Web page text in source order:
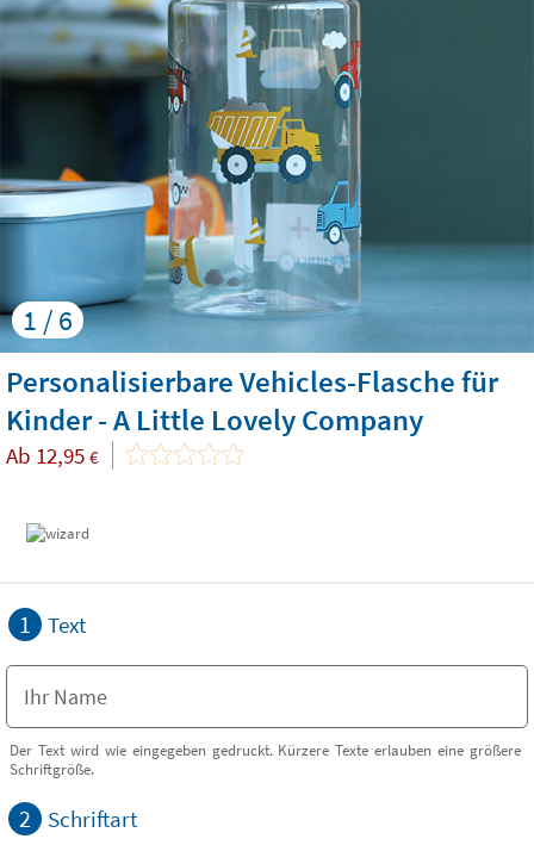
1 / 6
Personalisierbare Vehicles-Flasche für
Kinder - A Little Lovely Company
Ab 12,95 €
1 Text
Der Text wird wie eingegeben gedruckt. Kürzere Texte erlauben eine größere
Schriftgröße.
2 Schriftart